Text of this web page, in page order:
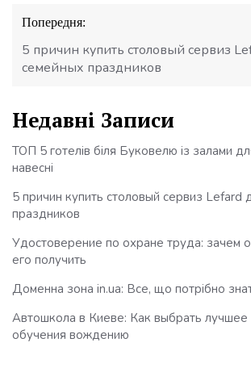
Навігація
записів
Попередня:
5 причин купить столовый сервиз
семейных праздников
Недавні Записи
ТОП 5 готелів біля Буковелю із залами
навесні
5 причин купить столовый сервиз Lefard
праздников
Удостоверение по охране труда: зачем
его получить
Доменна зона in.ua: Все, що потрібно
Автошкола в Киеве: Как выбрать лучшее
обучения вождению